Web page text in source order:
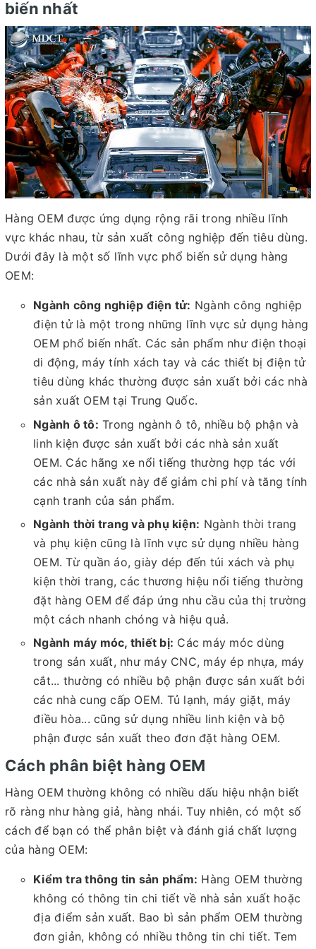
biến nhất
Hàng OEM được ứng dụng rộng rãi trong nhiều lĩnh
vực khác nhau, từ sản xuất công nghiệp đến tiêu dùng.
Dưới đây là một số lĩnh vực phổ biến sử dụng hàng
OEM:
Ngành công nghiệp điện tử: Ngành công nghiệp
điện tử là một trong những lĩnh vực sử dụng hàng
OEM phổ biến nhất. Các sản phẩm như điện thoại
di động, máy tính xách tay và các thiết bị điện tử
tiêu dùng khác thường được sản xuất bởi các nhà
sản xuất OEM tại Trung Quốc.
Ngành ô tô: Trong ngành ô tô, nhiều bộ phận và
linh kiện được sản xuất bởi các nhà sản xuất
OEM. Các hãng xe nổi tiếng thường hợp tác với
các nhà sản xuất này để giảm chi phí và tăng tính
cạnh tranh của sản phẩm.
Ngành thời trang và phụ kiện: Ngành thời trang
và phụ kiện cũng là lĩnh vực sử dụng nhiều hàng
OEM. Từ quần áo, giày dép đến túi xách và phụ
kiện thời trang, các thương hiệu nổi tiếng thường
đặt hàng OEM để đáp ứng nhu cầu của thị trường
một cách nhanh chóng và hiệu quả.
Ngành máy móc, thiết bị: Các máy móc dùng
trong sản xuất, như máy CNC, máy ép nhựa, máy
cắt... thường có nhiều bộ phận được sản xuất bởi
các nhà cung cấp OEM. Tủ lạnh, máy giặt, máy
điều hòa... cũng sử dụng nhiều linh kiện và bộ
phận được sản xuất theo đơn đặt hàng OEM.
Cách phân biệt hàng OEM
Hàng OEM thường không có nhiều dấu hiệu nhận biết
rõ ràng như hàng giả, hàng nhái. Tuy nhiên, có một số
cách để bạn có thể phân biệt và đánh giá chất lượng
của hàng OEM:
Kiểm tra thông tin sản phẩm: Hàng OEM thường
không có thông tin chi tiết về nhà sản xuất hoặc
địa điểm sản xuất. Bao bì sản phẩm OEM thường
đơn giản, không có nhiều thông tin chi tiết. Tem